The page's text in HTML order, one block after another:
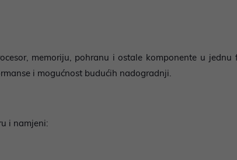
memoriju, pohranu i ostale komponente u jednu
i mogućnost budućih nadogradnji.
i namjeni: